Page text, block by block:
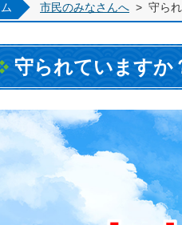
市民のみなさんへ > 守ら
守られていますか